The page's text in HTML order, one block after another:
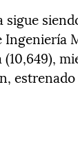
sigue